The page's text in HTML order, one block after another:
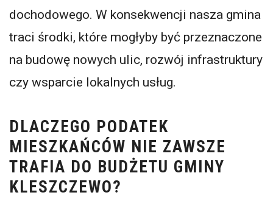
dochodowego. W konsekwencji nasza gmina
traci środki, które mogłyby być przeznaczone
na budowę nowych ulic, rozwój infrastruktury
czy wsparcie lokalnych usług.
DLACZEGO PODATEK
MIESZKAŃCÓW NIE ZAWSZE
TRAFIA DO BUDŻETU GMINY
KLESZCZEWO?